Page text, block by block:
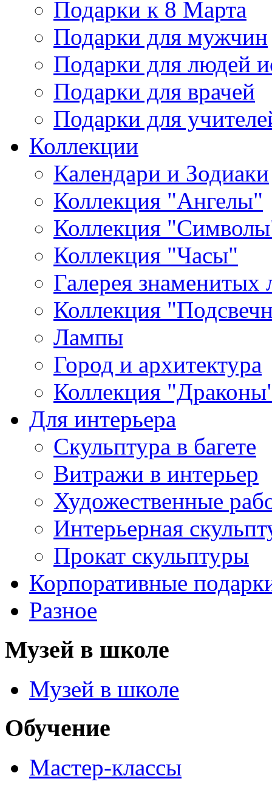
Подарки к 8 Марта
Подарки для мужчин
Подарки для людей
Подарки для врачей
Подарки для
Коллекции
Календари и Зодиаки
Коллекция "Ангелы"
Коллекция
Коллекция "Часы"
Галерея знаменитых
Коллекция
Лампы
Город и архитектура
Коллекция
Для интерьера
Скульптура в багете
Витражи в интерьер
Художественные
Интерьерная
Прокат скульптуры
Корпоративные
Разное
Музей в школе
Музей в школе
Обучение
Мастер-классы